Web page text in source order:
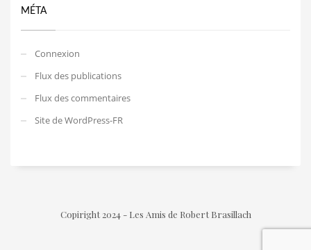
MÉTA
Connexion
Flux des publications
Flux des commentaires
Site de WordPress-FR
Copiright 2024 - Les Amis de Robert Brasillach